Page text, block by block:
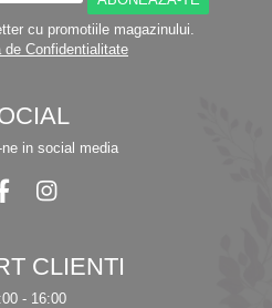
cu promotiile magazinului.
de Confidentialitate
in social media
CLIENTI
- 16:00